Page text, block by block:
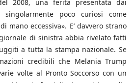
2008, una ferita presentata dai
poco curiosi come
mano eccessiva». E’ davvero strano
di sinistra abbia rivelato fatti
a tutta la stampa nazionale. Se
credibili che Melania Trump
volte al Pronto Soccorso con un